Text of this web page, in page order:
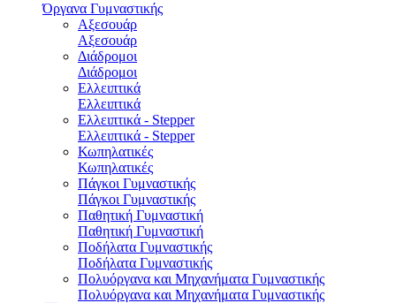
Όργανα Γυμναστικής
Αξεσουάρ
Αξεσουάρ
Διάδρομοι
Διάδρομοι
Ελλειπτικά
Ελλειπτικά
Ελλειπτικά - Stepper
Ελλειπτικά - Stepper
Κωπηλατικές
Κωπηλατικές
Πάγκοι Γυμναστικής
Πάγκοι Γυμναστικής
Παθητική Γυμναστική
Παθητική Γυμναστική
Ποδήλατα Γυμναστικής
Ποδήλατα Γυμναστικής
Πολυόργανα και Μηχανήματα Γυμναστικής
Πολυόργανα και Μηχανήματα Γυμναστικής